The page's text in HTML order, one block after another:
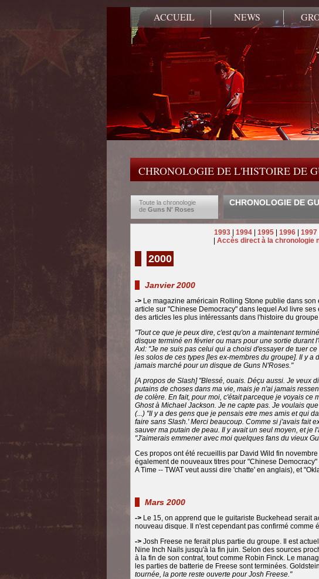
ACCUEIL NEWS
CHRONOLOGIE DE L'HISTOIRE DE
Toute la chronologie
de Guns N' Roses
CHRONOLOGIE DE
1993 1994 1995 1996 1997
Accès direct à la chronologie
2000
Janvier 2000
-> Le magazine américain Rolling Stone publie dans
article sur "Chinese Democracy" dans lequel Axl livre
des articles les plus intéressants dans l'histoire du
"Tout ce que je peux dire, c'est qu'on a maintenant
disque terminé en février ou mars pour une sortie durant
Axl: "Je ne suis pas celui qui a choisi d'essayer de tuer
les solos de ces types [les ex-membres du groupe]. Il y
jamais marché pour un disque de Guns N'Roses."
[A propos de Slash] "Blessé, ouais. Déçu aussi. Je veux
putains de choses dans ma vie, mais je n'ai jamais
de colère. En fait, pour moi, c'était parceque je voyais ce
Ghost à Michael Jackson. Je ne capte pas. Je voulais
(...) "Il y a des gens que je pensais etre mes amis et qui
faire sans Slash.' Merci beaucoup. Comme si j'avais fait
sauver ma putain de peau. Il y avait un seul moyen, et je
"J'aimerais emmener avec moi quelques fans du vieux
Ces propos ont été recueillis par David Wild fin
également de nouveaux titres pour "Chinese
A Time -- TWAT veut aussi dire 'chatte' en anglais), et
Mars 2000
-> Le 15, on apprend que le guitariste Buckehead serait
nouveau disque. Il n'est cependant pas confirmé comme
-> Josh Freese ne ferait plus partie du groupe. Il est
Nine Inch Nails jusqu'à la fin juin. Selon des sources
à la fin de son contrat, tout comme Robin Finck. Le
les parties de batterie de Freese sont terminées.
tournée, la porte reste ouverte pour Josh Freese."